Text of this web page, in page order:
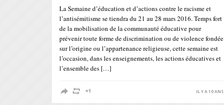
La Semaine d’éducation et d’actions contre le racisme et
l’antisémitisme se tiendra du 21 au 28 mars 2016. Temps fort
de la mobilisation de la communauté éducative pour
prévenir toute forme de discrimination ou de violence fondée
sur l’origine ou l’appartenance religieuse, cette semaine est
l’occasion, dans les enseignements, les actions éducatives et
l’ensemble des […]
IL Y A 10 ANS